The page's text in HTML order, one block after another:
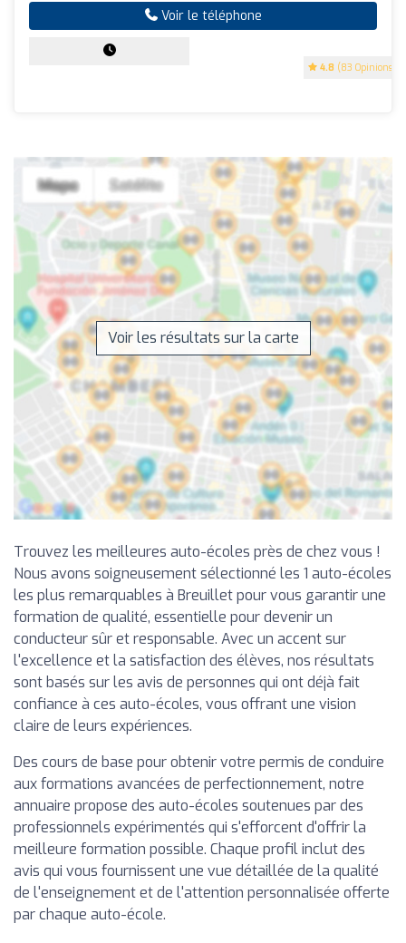
4.8 (83 Opinions)
Voir le téléphone
Voir les résultats sur la carte
Trouvez les meilleures auto-écoles près de chez vous !
Nous avons soigneusement sélectionné les 1 auto-écoles
les plus remarquables à Breuillet pour vous garantir une
formation de qualité, essentielle pour devenir un
conducteur sûr et responsable. Avec un accent sur
l'excellence et la satisfaction des élèves, nos résultats
sont basés sur les avis de personnes qui ont déjà fait
confiance à ces auto-écoles, vous offrant une vision
claire de leurs expériences.
Des cours de base pour obtenir votre permis de conduire
aux formations avancées de perfectionnement, notre
annuaire propose des auto-écoles soutenues par des
professionnels expérimentés qui s'efforcent d'offrir la
meilleure formation possible. Chaque profil inclut des
avis qui vous fournissent une vue détaillée de la qualité
de l'enseignement et de l'attention personnalisée offerte
par chaque auto-école.